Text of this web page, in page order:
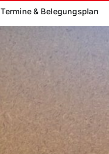
Termine & Belegungsplan